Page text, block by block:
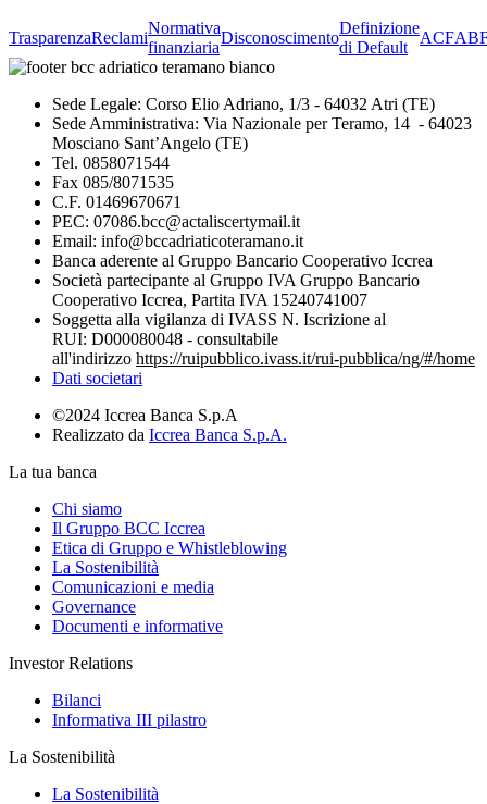
TrasparenzaReclami
Normativa
finanziaria
Disconoscimento
Definizione
di Default
ACF
Sede Legale: Corso Elio Adriano, 1/3 - 64032 Atri (TE)
Sede Amministrativa: Via Nazionale per Teramo, 14 - 64023
Mosciano Sant’Angelo (TE)
Tel. 0858071544
Fax 085/8071535
C.F. 01469670671
PEC: 07086.bcc@actaliscertymail.it
Email: info@bccadriaticoteramano.it
Banca aderente al Gruppo Bancario Cooperativo Iccrea
Società partecipante al Gruppo IVA Gruppo Bancario
Cooperativo Iccrea, Partita IVA 15240741007
Soggetta alla vigilanza di IVASS N. Iscrizione al
RUI: D000080048 - consultabile
all'indirizzo https://ruipubblico.ivass.it/rui-pubblica/ng/#/home
Dati societari
©2024 Iccrea Banca S.p.A
Realizzato da Iccrea Banca S.p.A.
La tua banca
Chi siamo
Il Gruppo BCC Iccrea
Etica di Gruppo e Whistleblowing
La Sostenibilità
Comunicazioni e media
Governance
Documenti e informative
Investor Relations
Bilanci
Informativa III pilastro
La Sostenibilità
La Sostenibilità